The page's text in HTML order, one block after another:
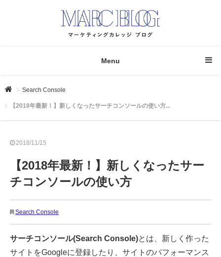
Menu
Search Console
【2018年最新！】新しくなったサーチコンソールの使い方...
2018/11/15
【2018年最新！】新しくなったサー
チコンソールの使い方
Search Console
サーチコンソール(Search Console)とは、新しく作った
サイトをGoogleに登録したり、サイトのパフォーマンス